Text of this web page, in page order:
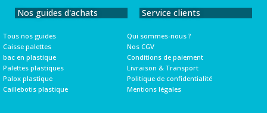
Nos guides d'achats
Tous nos guides
Caisse palettes
bac en plastique
Palettes plastiques
Palox plastique
Caillebotis plastique
Service clients
Qui sommes-nous ?
Nos CGV
Conditions de paiement
Livraison & Transport
Politique de confidentialité
Mentions légales